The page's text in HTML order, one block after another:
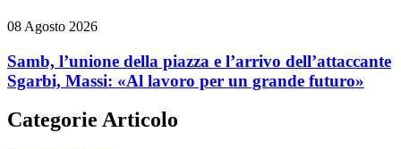
08 Agosto 2026
Samb, l’unione della piazza e l’arrivo dell’attaccante
Sgarbi, Massi: «Al lavoro per un grande futuro»
Categorie Articolo